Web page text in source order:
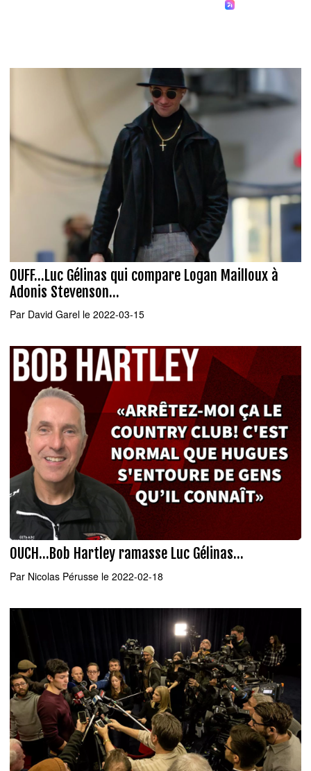
OUFF...Luc Gélinas qui compare Logan Mailloux à
Adonis Stevenson...
Par David Garel le 2022-03-15
OUCH...Bob Hartley ramasse Luc Gélinas...
Par Nicolas Pérusse le 2022-02-18